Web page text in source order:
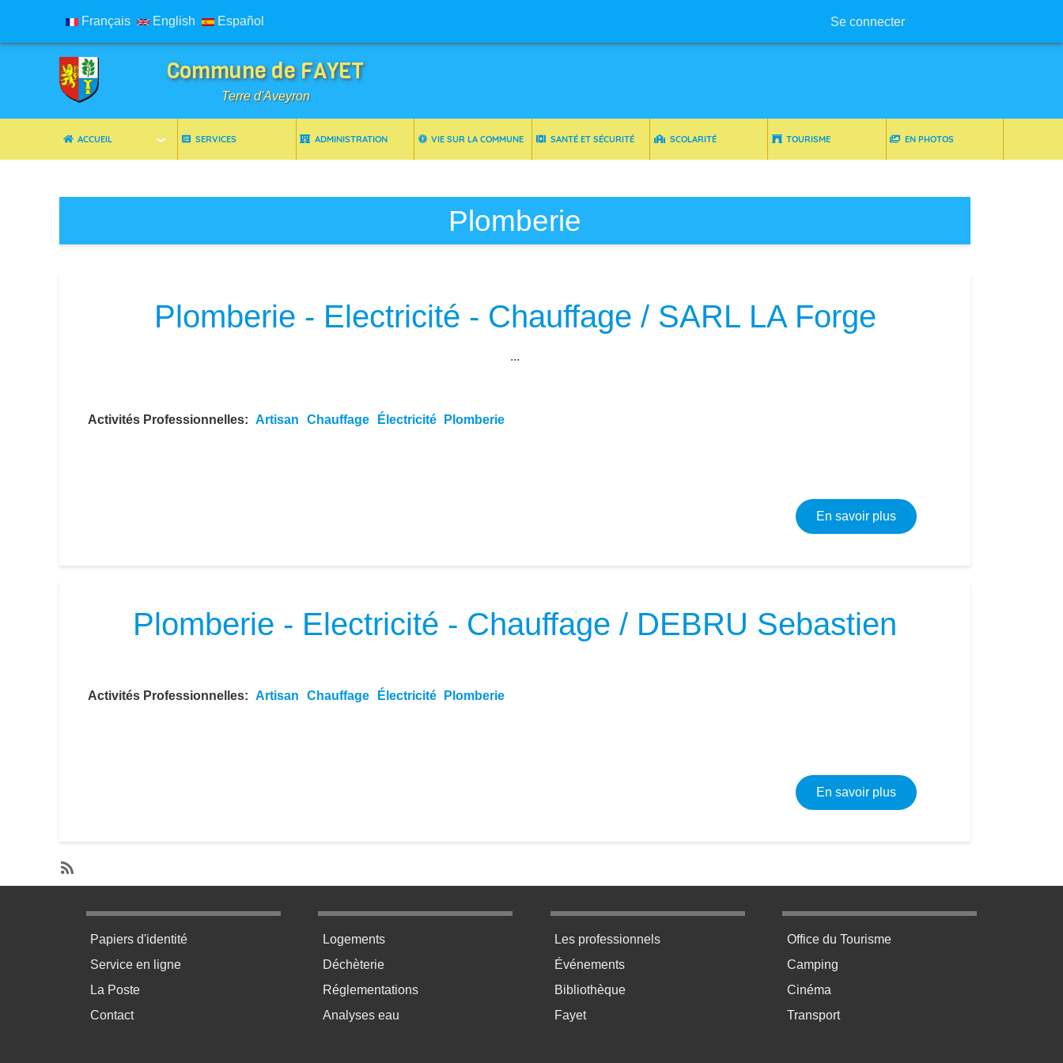
Français English Español Se connecter
Commune de FAYET
Terre d'Aveyron
ACCUEIL SERVICES ADMINISTRATION VIE SUR LA COMMUNE SANTÉ ET SÉCURITÉ SCOLARITÉ TOURISME EN PHOTOS
Plomberie
Plomberie - Electricité - Chauffage / SARL LA Forge
...
Activités Professionnelles Artisan Chauffage Électricité Plomberie
En savoir plussur Plomberie - Electricité -
Plomberie - Electricité - Chauffage / DEBRU Sebastien
Activités Professionnelles Artisan Chauffage Électricité Plomberie
En savoir plussur Plomberie - Electricité -
SubscribeS'abonner à Plomberie
Menu pratique bas de page 1
Papiers d'identité
Service en ligne
La Poste
Contact
Menu pratique bas de page 2
Logements
Déchèterie
Réglementations
Analyses eau
Menu pratique bas de page 3
Les professionnels
Événements
Bibliothèque
Fayet
Menu pratique bas de page 4
Office du Tourisme
Camping
Cinéma
Transport